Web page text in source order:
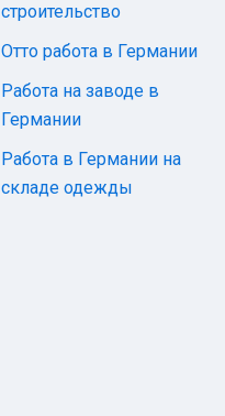
строительство
Отто работа в Германии
Работа на заводе в
Германии
Работа в Германии на
складе одежды